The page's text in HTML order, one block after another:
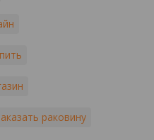
раковину